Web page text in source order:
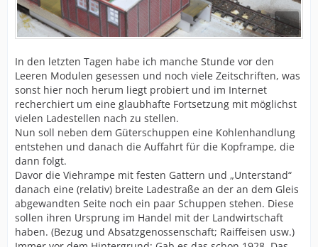
In den letzten Tagen habe ich manche Stunde vor den
Leeren Modulen gesessen und noch viele Zeitschriften, was
sonst hier noch herum liegt probiert und im Internet
recherchiert um eine glaubhafte Fortsetzung mit möglichst
vielen Ladestellen nach zu stellen.
Nun soll neben dem Güterschuppen eine Kohlenhandlung
entstehen und danach die Auffahrt für die Kopframpe, die
dann folgt.
Davor die Viehrampe mit festen Gattern und „Unterstand“
danach eine (relativ) breite Ladestraße an der an dem Gleis
abgewandten Seite noch ein paar Schuppen stehen. Diese
sollen ihren Ursprung im Handel mit der Landwirtschaft
haben. (Bezug und Absatzgenossenschaft; Raiffeisen usw.)